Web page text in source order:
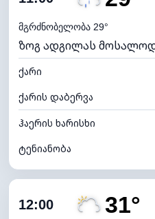
ნამის წერტილი
ხილვადობა
განათების ინდექსი
ღრუბლის სიმაღლე
მგრძნობელობა 29°
ზოგ ადგილას
ქარი
ქარის დაბერვა
ჰაერის ხარისხი
ტენიანობა
ღრუბლიანობა
12:00 31°